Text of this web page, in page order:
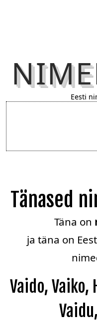
Eesti
Tänased
Täna on
ja täna on
Vaido, Vaiko,